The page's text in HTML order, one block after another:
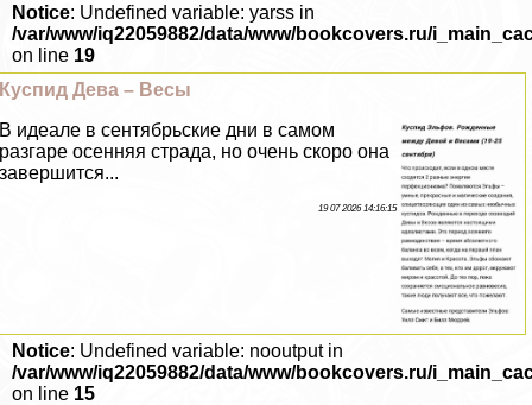
Notice: Undefined variable: yarss in
/var/www/iq22059882/data/www/bookcovers.ru/
on line 19
Куспид Дева – Весы
В идеале в сентябрьские дни в самом
разгаре осенняя страда, но очень скоро она
завершится...
19 07 2026 14:16:15
Notice: Undefined variable: nooutput in
/var/www/iq22059882/data/www/bookcovers.ru/
on line 15